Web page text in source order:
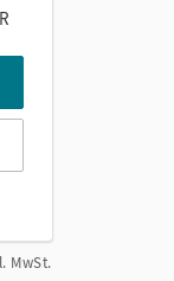
MwSt.